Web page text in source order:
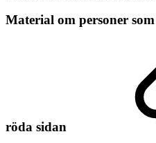
Material om personer
röda sidan